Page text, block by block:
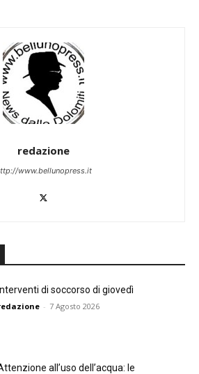
redazione
www.bellunopress.it
Interventi di soccorso di giovedì
- 7 Agosto 2026
all’uso dell’acqua: le